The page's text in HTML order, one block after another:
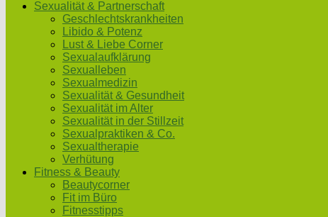
Sexualität & Partnerschaft
Geschlechtskrankheiten
Libido & Potenz
Lust & Liebe Corner
Sexualaufklärung
Sexualleben
Sexualmedizin
Sexualität & Gesundheit
Sexualität im Alter
Sexualität in der Stillzeit
Sexualpraktiken & Co.
Sexualtherapie
Verhütung
Fitness & Beauty
Beautycorner
Fit im Büro
Fitnesstipps